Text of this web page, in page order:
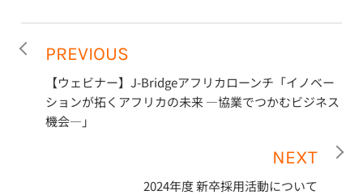
PREVIOUS
【ウェビナー】J-Bridgeアフリカローンチ「イノベー
ションが拓くアフリカの未来 ―協業でつかむビジネス
機会―」
NEXT
2024年度 新卒採用活動について